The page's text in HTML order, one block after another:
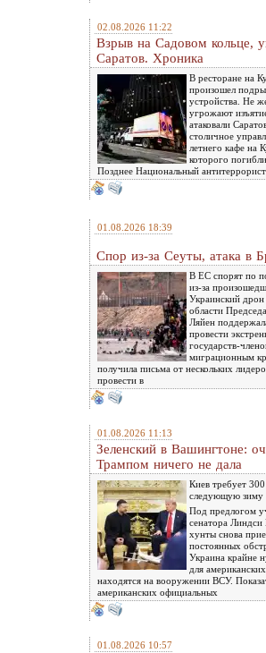
02.08.2026 11:22
Взрыв на Садовом кольце,
Саратов. Хроника
В ресторане на
произошел
устройства. Не
угрожают
атаковали
столичное
летнего кафе на
которого
Позднее Национальный
01.08.2026 18:39
Спор из-за Сеуты, атака в
В ЕС спорят по
из-за
Украинский дрон
области
Ляйен
провести
государств-
миграционным
получила письма от нескольких
провести в
01.08.2026 11:13
Зеленский в Вашингтоне:
Трампом ничего не дала
Киев требует
следующую зиму
Под предлогом
сенатора Линдси
хунты снова
постоянных
Украина крайне
для
находятся на вооружении ВСУ.
американских официальных
01.08.2026 10:57